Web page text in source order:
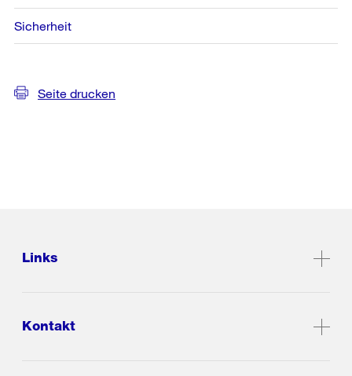
Sicherheit
Seite drucken
Links
Kontakt